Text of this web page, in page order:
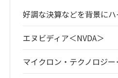
好調な決算などを背景に
エヌビディア＜NVDA＞
マイクロン・テクノロジー